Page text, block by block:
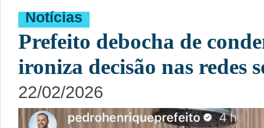
Notícias
Prefeito debocha de
ironiza decisão nas redes
22/02/2026